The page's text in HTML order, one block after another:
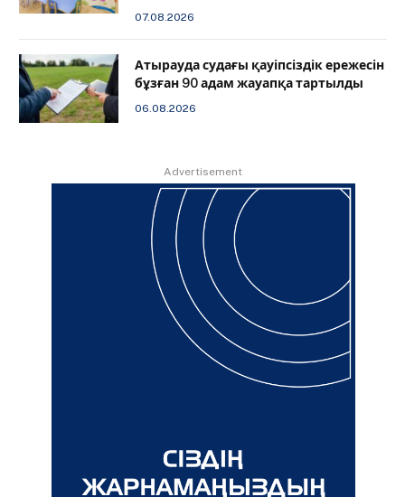
07.08.2026
Атырауда судағы қауіпсіздік ережесін
бұзған 90 адам жауапқа тартылды
06.08.2026
Advertisement